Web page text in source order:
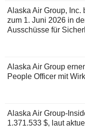
Alaska Air Group, Inc.
zum 1. Juni 2026 in
Ausschüsse für
Alaska Air Group
People Officer mit
Alaska Air Group-
1.371.533 $, laut